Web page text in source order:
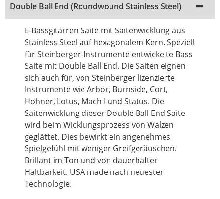
Double Ball End (Roundwound Stainless Steel)
E-Bassgitarren Saite mit Saitenwicklung aus
Stainless Steel auf hexagonalem Kern. Speziell
für Steinberger-Instrumente entwickelte Bass
Saite mit Double Ball End. Die Saiten eignen
sich auch für, von Steinberger lizenzierte
Instrumente wie Arbor, Burnside, Cort,
Hohner, Lotus, Mach I und Status. Die
Saitenwicklung dieser Double Ball End Saite
wird beim Wicklungsprozess von Walzen
geglättet. Dies bewirkt ein angenehmes
Spielgefühl mit weniger Greifgeräuschen.
Brillant im Ton und von dauerhafter
Haltbarkeit. USA made nach neuester
Technologie.